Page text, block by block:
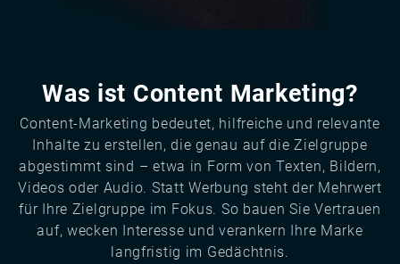
Was ist Content Marketing?
Content-Marketing bedeutet, hilfreiche und relevante
Inhalte zu erstellen, die genau auf die Zielgruppe
abgestimmt sind – etwa in Form von Texten, Bildern,
Videos oder Audio. Statt Werbung steht der Mehrwert
für Ihre Zielgruppe im Fokus. So bauen Sie Vertrauen
auf, wecken Interesse und verankern Ihre Marke
langfristig im Gedächtnis.